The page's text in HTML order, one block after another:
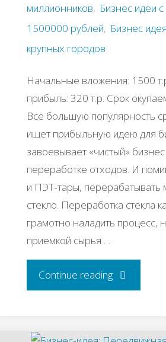
миллионников, Бизнес идеи
1500000 рублей, Бизнес идея
крупных городов
Начальные вложения: 1500
прибыль: 320 т.р. Срок
Все большую популярность
ищет прибыльную идею для
завоевывает «чистый»
переработке отходов. И
и ПЭТ-тары,
стекло. Переработка стекла
грамотно наладить процесс,
приемкой сырья …
Continue reading"Бизнес